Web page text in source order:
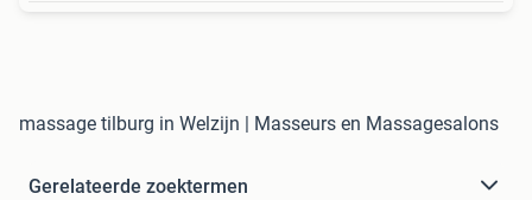
massage tilburg in Welzijn | Masseurs en Massagesalons
Gerelateerde zoektermen